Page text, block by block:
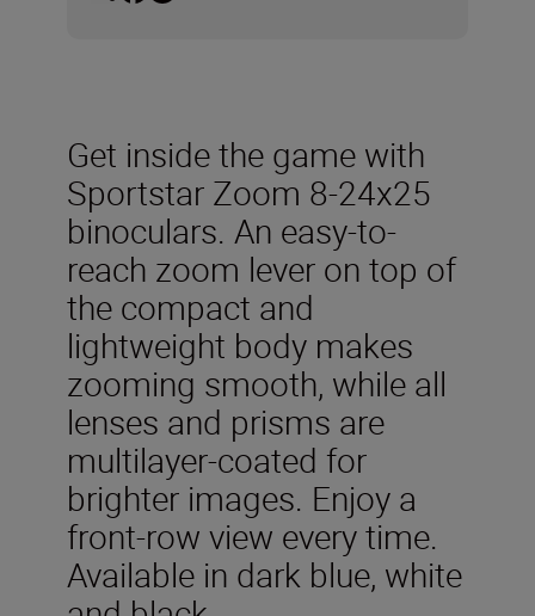
Get inside the game with
Sportstar Zoom 8-24x25
binoculars. An easy-to-
reach zoom lever on top of
the compact and
lightweight body makes
zooming smooth, while all
lenses and prisms are
multilayer-coated for
brighter images. Enjoy a
front-row view every time.
Available in dark blue, white